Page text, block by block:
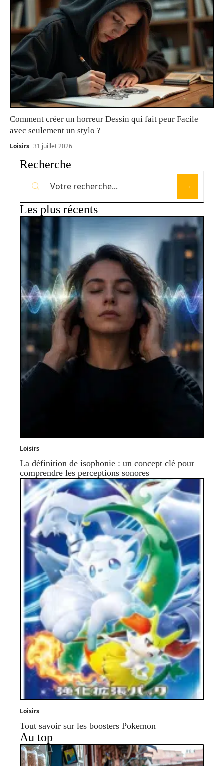
Comment créer un horreur Dessin qui fait peur Facile
avec seulement un stylo ?
Loisirs 31 juillet 2026
Recherche
Les plus récents
Loisirs
La définition de isophonie : un concept clé pour
comprendre les perceptions sonores
Loisirs
Tout savoir sur les boosters Pokemon
Au top